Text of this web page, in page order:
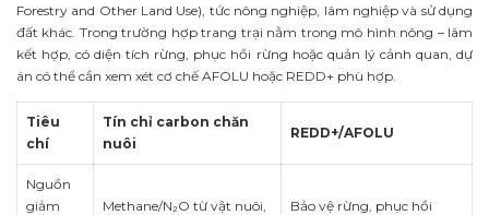
Forestry and Other Land Use), tức nông nghiệp, lâm nghiệp và sử dụng
đất khác. Trong trường hợp trang trại nằm trong mô hình nông – lâm
kết hợp, có diện tích rừng, phục hồi rừng hoặc quản lý cảnh quan, dự
án có thể cần xem xét cơ chế AFOLU hoặc REDD+ phù hợp.
Tiêu
chí
Tín chỉ carbon chăn
nuôi
REDD+/AFOLU
Nguồn
giảm
Methane/N₂O từ vật nuôi,
Bảo vệ rừng, phục hồi